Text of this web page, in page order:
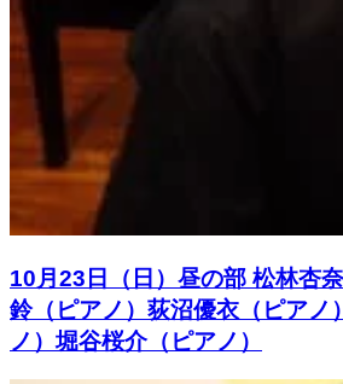
10月23日（日）昼の部 松林杏
鈴（ピアノ）荻沼優衣（ピアノ
ノ）堀谷桜介（ピアノ）